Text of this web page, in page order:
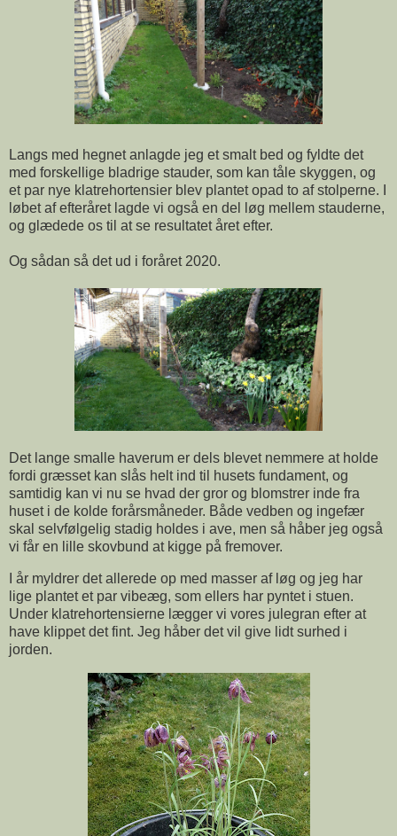
Langs med hegnet anlagde jeg et smalt bed og fyldte det
med forskellige bladrige stauder, som kan tåle skyggen, og
et par nye klatrehortensier blev plantet opad to af stolperne. I
løbet af efteråret lagde vi også en del løg mellem stauderne,
og glædede os til at se resultatet året efter.
Og sådan så det ud i foråret 2020.
Det lange smalle haverum er dels blevet nemmere at holde
fordi græsset kan slås helt ind til husets fundament, og
samtidig kan vi nu se hvad der gror og blomstrer inde fra
huset i de kolde forårsmåneder. Både vedben og ingefær
skal selvfølgelig stadig holdes i ave, men så håber jeg også
vi får en lille skovbund at kigge på fremover.
I år myldrer det allerede op med masser af løg og jeg har
lige plantet et par vibeæg, som ellers har pyntet i stuen.
Under klatrehortensierne lægger vi vores julegran efter at
have klippet det fint. Jeg håber det vil give lidt surhed i
jorden.